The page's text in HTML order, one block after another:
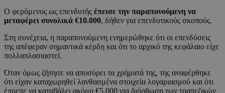
Ο φερόμενος ως επενδυτής έπεισε την παραπονούμενη να
μεταφέρει συνολικά €10.000, δήθεν για επενδυτικούς σκοπούς.
Στη συνέχεια, η παραπονούμενη ενημερώθηκε ότι οι επενδύσεις
της απέφεραν σημαντικά κέρδη και ότι το αρχικό της κεφάλαιο είχε
πολλαπλασιαστεί.
Όταν όμως ζήτησε να αποσύρει τα χρήματά της, της αναφέρθηκε
ότι είχαν καταχωρηθεί λανθασμένα στοιχεία λογαριασμού και ότι
έπρεπε να καταβάλει ακόμη €5.000 για διόρθωση των τραπεζικών